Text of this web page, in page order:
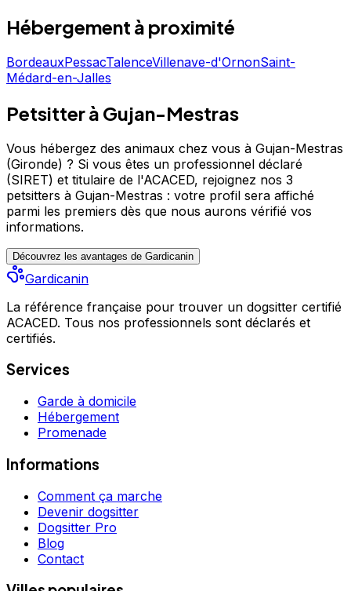
Hébergement à proximité
BordeauxPessacTalenceVillenave-d'OrnonSaint-
Médard-en-Jalles
Petsitter à Gujan-Mestras
Vous hébergez des animaux chez vous à Gujan-Mestras
(Gironde) ? Si vous êtes un professionnel déclaré
(SIRET) et titulaire de l'ACACED, rejoignez nos 3
petsitters à Gujan-Mestras : votre profil sera affiché
parmi les premiers dès que nous aurons vérifié vos
informations.
Découvrez les avantages de Gardicanin
Gardicanin
La référence française pour trouver un dogsitter certifié
ACACED. Tous nos professionnels sont déclarés et
certifiés.
Services
Garde à domicile
Hébergement
Promenade
Informations
Comment ça marche
Devenir dogsitter
Dogsitter Pro
Blog
Contact